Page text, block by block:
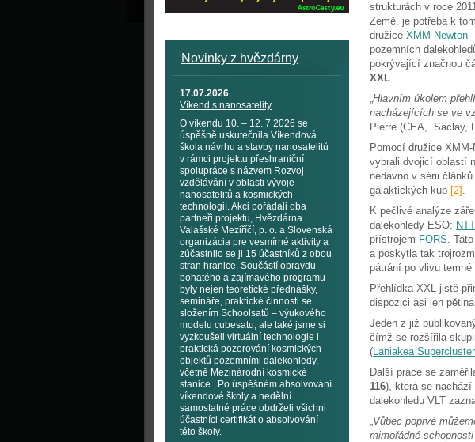
Novinky z hvězdárny
17.07.2026
Víkend s nanosatelity
O víkendu 10. – 12. 7 2026 se
úspěšně uskutečnila Víkendová
škola návrhu a stavby nanosatelitů
v rámci projektu přeshraniční
spolupráce s názvem Rozvoj
vzdělávání v oblasti vývoje
nanosatelitů a kosmických
technologií. Akci pořádali oba
partneři projektu, Hvězdárna
Valašské Meziříčí, p. o. a Slovenská
organizácia pre vesmírné aktivity a
zúčastnilo se ji 15 účastníků z obou
stran hranice. Součástí opravdu
bohatého a zajímavého programu
byly nejen teoretické přednášky,
semináře, praktické činnosti se
složením Schoolsatů – výukového
modelu cubesatu, ale také jsme si
vyzkoušeli virtuální technologie i
praktická pozorování kosmických
objektů pozemními dalekohledy,
včetně Mezinárodní kosmické
stanice. Po úspěšném absolvování
víkendové školy a nedělní
samostatné práce obdrželi všichni
účastníci certifikát o absolvování
této školy.
strukturách v roce
Země, je potřeba k
družice XMM-Newton
pozemních
pokrývající značnou
XXL.
„Hlavním úkolem
nacházejících se ve
Pierre (CEA, Saclay,
Pomocí družice
vybrali dvojicí oblastí
nedávno v sérii
galaktických kup [2] .
K pečlivé analýze
dalekohledy ESO: NTT
přístrojem FORS.
a poskytla tak
pátrání po vlivu temné
Přehlídka XXL jistě
dispozici asi jen
Jeden z již
čímž se rozšířila
(Laniakea Supercluster
Další práce se
116), která se nachází
dalekohledu VLT
„Vůbec poprvé
mimořádné